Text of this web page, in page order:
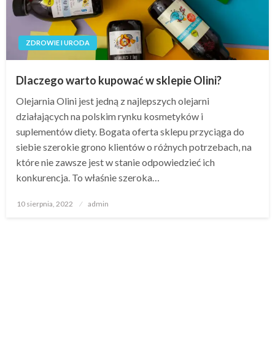
ZDROWIE I URODA
Dlaczego warto kupować w sklepie Olini?
Olejarnia Olini jest jedną z najlepszych olejarni
działających na polskim rynku kosmetyków i
suplementów diety. Bogata oferta sklepu przyciąga do
siebie szerokie grono klientów o różnych potrzebach, na
które nie zawsze jest w stanie odpowiedzieć ich
konkurencja. To właśnie szeroka…
Opublikowane
10 sierpnia, 2022 admin